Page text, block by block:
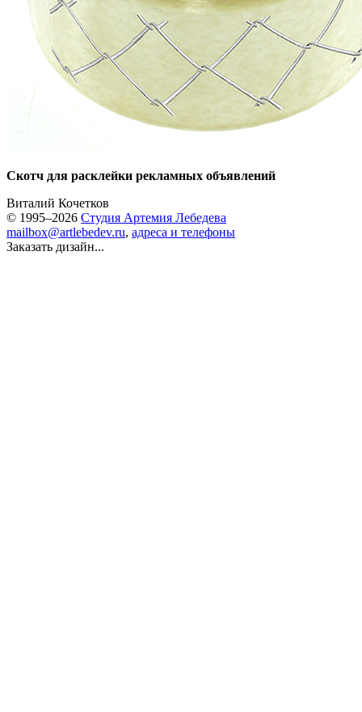
Скотч для расклейки рекламных объявлений
Виталий Кочетков
© 1995–2026 Студия Артемия Лебедева
mailbox@artlebedev.ru, адреса и телефоны
Заказать дизайн...